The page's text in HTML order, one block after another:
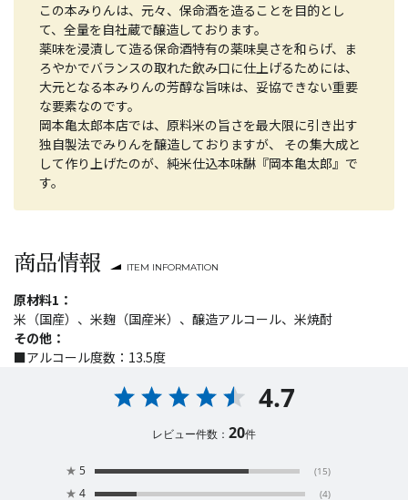
この本みりんは、元々、保命酒を造ることを目的とし
て、全量を自社蔵で醸造しております。
薬味を浸漬して造る保命酒特有の薬味臭さを和らげ、ま
ろやかでバランスの取れた飲み口に仕上げるためには、
大元となる本みりんの芳醇な旨味は、妥協できない重要
な要素なのです。
岡本亀太郎本店では、原料米の旨さを最大限に引き出す
独自製法でみりんを醸造しておりますが、 その集大成と
して作り上げたのが、純米仕込本味醂『岡本亀太郎』で
す。
商品情報 ITEM INFORMATION
原材料1：
米（国産）、米麹（国産米）、醸造アルコール、米焼酎
その他：
■アルコール度数：13.5度
4.7
レビュー件数： 20件
★ 5 (15)
★ 4 (4)